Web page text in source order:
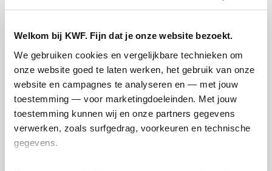
Welkom bij KWF. Fijn dat je onze website bezoekt.
We gebruiken cookies en vergelijkbare technieken om
onze website goed te laten werken, het gebruik van onze
website en campagnes te analyseren en — met jouw
toestemming — voor marketingdoeleinden. Met jouw
toestemming kunnen wij en onze partners gegevens
verwerken, zoals surfgedrag, voorkeuren en technische
gegevens.